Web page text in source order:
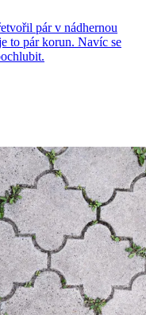
pár v nádhernou
to pár korun. Navíc se